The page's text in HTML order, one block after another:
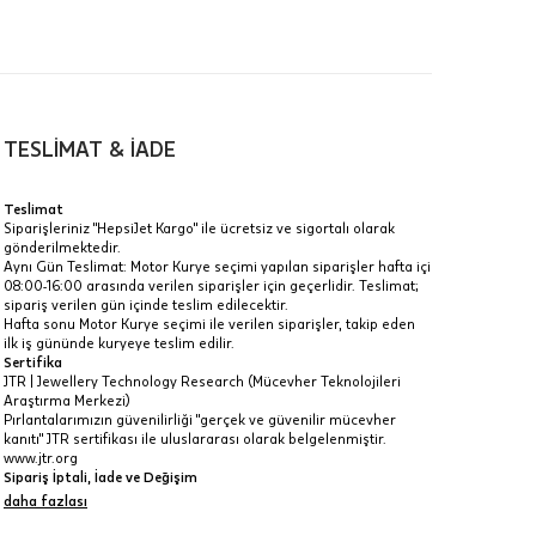
ancak
Taksit Toplamı
46.615 ₺
46.615 ₺
TESLİMAT & İADE
Teslimat
Siparişleriniz "HepsiJet Kargo" ile ücretsiz ve sigortalı olarak
gönderilmektedir.
Aynı Gün Teslimat: Motor Kurye seçimi yapılan siparişler hafta içi
08:00-16:00 arasında verilen siparişler için geçerlidir. Teslimat;
sipariş verilen gün içinde teslim edilecektir.
Hafta sonu Motor Kurye seçimi ile verilen siparişler, takip eden
ilk iş gününde kuryeye teslim edilir.
Sertifika
JTR | Jewellery Technology Research (Mücevher Teknolojileri
Araştırma Merkezi)
Pırlantalarımızın güvenilirliği "gerçek ve güvenilir mücevher
kanıtı" JTR sertifikası ile uluslararası olarak belgelenmiştir.
www.jtr.org
Sipariş İptali, İade ve Değişim
İptal: Kargoya verilmeyen veya faturası oluşmayan siparişlerinizi
daha fazlası